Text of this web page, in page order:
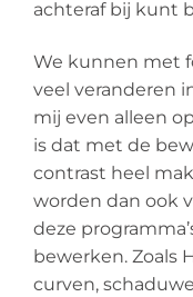
achteraf bij kunt
We kunnen met
veel veranderen
mij even alleen
is dat met de
contrast heel
worden dan ook
deze
bewerken. Zoals
curven,